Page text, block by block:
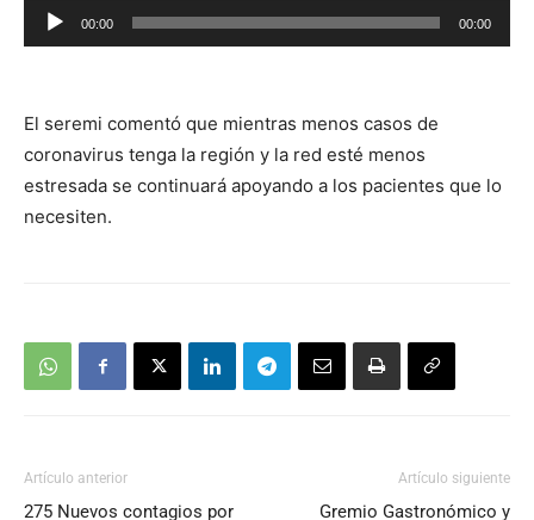
Reproductor
de
00:00 00:00
El seremi comentó que mientras menos casos de
coronavirus tenga la región y la red esté menos
estresada se continuará apoyando a los pacientes que lo
necesiten.
Artículo anterior
275 Nuevos contagios por
Artículo siguiente
Gremio Gastronómico y